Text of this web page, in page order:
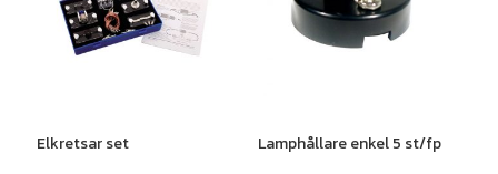
Elkretsar set Lamphållare enkel 5 st/fp